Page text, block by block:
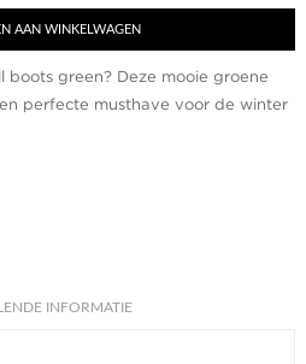
AAN WINKELWAGEN
boots green? Deze mooie groene
perfecte musthave voor de winter
INFORMATIE